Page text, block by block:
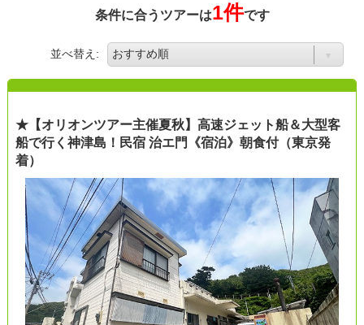
条件に合うツアーは1件です
並べ替え:
★【オリオンツアー主催夏秋】高速ジェット船＆大型客
船で行く神津島！民宿 治エ門《宿泊》朝食付（東京発
着）